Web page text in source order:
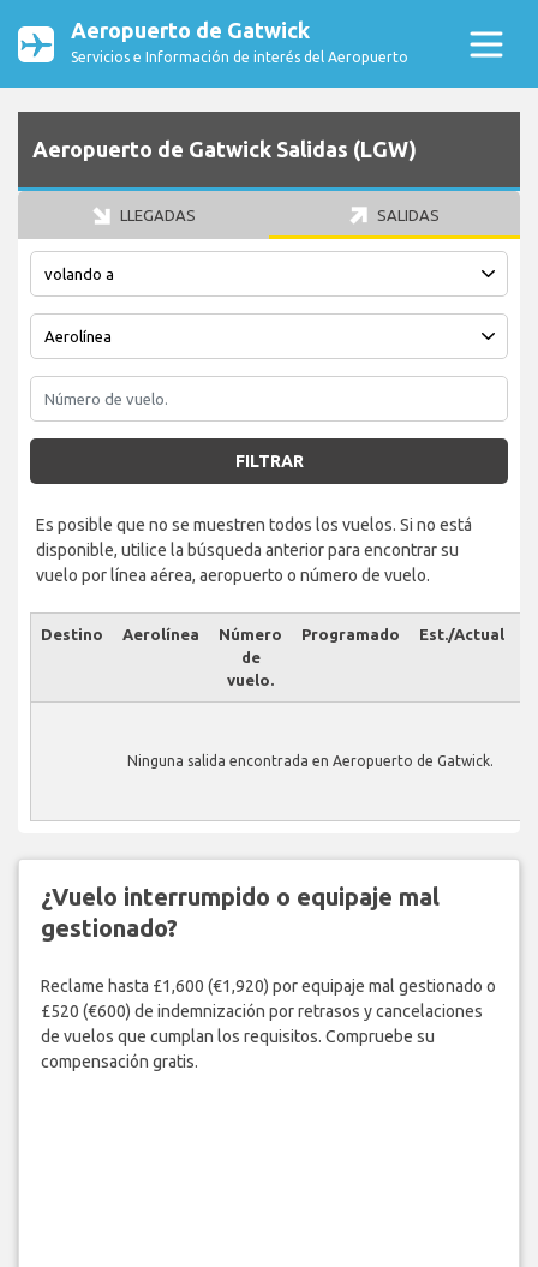
Aeropuerto de Gatwick
Servicios e Información de interés del Aeropuerto
Aeropuerto de Gatwick Salidas (LGW)
LLEGADAS SALIDAS
FILTRAR
Es posible que no se muestren todos los vuelos. Si no está
disponible, utilice la búsqueda anterior para encontrar su
vuelo por línea aérea, aeropuerto o número de vuelo.
Destino Aerolínea
Número
de
vuelo.
Programado Est./Actual
Ninguna salida encontrada en Aeropuerto de Gatwick.
¿Vuelo interrumpido o equipaje mal
gestionado?
Reclame hasta £1,600 (€1,920) por equipaje mal gestionado o
£520 (€600) de indemnización por retrasos y cancelaciones
de vuelos que cumplan los requisitos. Compruebe su
compensación gratis.